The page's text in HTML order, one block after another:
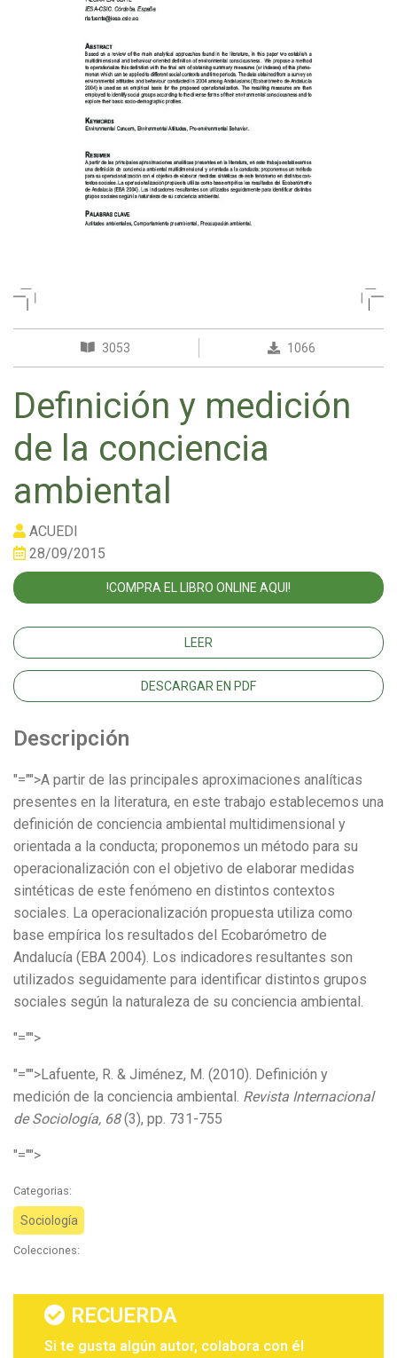
3053 1066
Definición y medición
de la conciencia
ambiental
ACUEDI
28/09/2015
!COMPRA EL LIBRO ONLINE AQUI!
LEER
DESCARGAR EN PDF
Descripción
"="">A partir de las principales aproximaciones analíticas
presentes en la literatura, en este trabajo establecemos una
definición de conciencia ambiental multidimensional y
orientada a la conducta; proponemos un método para su
operacionalización con el objetivo de elaborar medidas
sintéticas de este fenómeno en distintos contextos
sociales. La operacionalización propuesta utiliza como
base empírica los resultados del Ecobarómetro de
Andalucía (EBA 2004). Los indicadores resultantes son
utilizados seguidamente para identificar distintos grupos
sociales según la naturaleza de su conciencia ambiental.
"="">
"="">Lafuente, R. & Jiménez, M. (2010). Definición y
medición de la conciencia ambiental. Revista Internacional
de Sociología, 68(3), pp. 731-755
"="">
Categorias:
Sociología
Colecciones:
RECUERDA
Si te gusta algún autor, colabora con él